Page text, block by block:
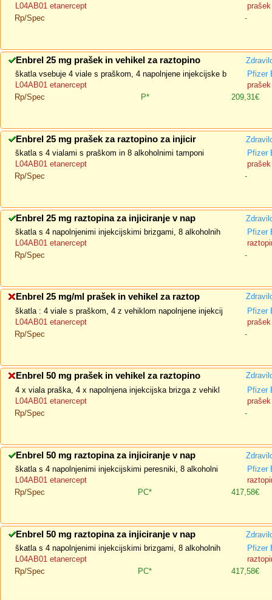
L04AB01 etanercept
Rp/Spec
-
Enbrel 25 mg prašek in vehikel za raztopino
škatla vsebuje 4 viale s praškom, 4 napolnjene injekcijske b
Pfizer
L04AB01 etanercept
Rp/Spec
P* 209,31€
Enbrel 25 mg prašek za raztopino za injicir
škatla s 4 vialami s praškom in 8 alkoholnimi tamponi
Pfizer
L04AB01 etanercept
Rp/Spec
-
Enbrel 25 mg raztopina za injiciranje v nap
škatla s 4 napolnjenimi injekcijskimi brizgami, 8 alkoholnih
Pfizer
L04AB01 etanercept
Rp/Spec
-
Enbrel 25 mg/ml prašek in vehikel za raztop
škatla : 4 viale s praškom, 4 z vehiklom napolnjene injekcij
Pfizer
L04AB01 etanercept
Rp/Spec
-
Enbrel 50 mg prašek in vehikel za raztopino
4 x viala praška, 4 x napolnjena injekcijska brizga z vehikl
Pfizer
L04AB01 etanercept
Rp/Spec
-
Enbrel 50 mg raztopina za injiciranje v nap
škatla s 4 napolnjenimi injekcijskimi peresniki, 8 alkoholni
Pfizer
L04AB01 etanercept
Rp/Spec
PC* 417,58€
Enbrel 50 mg raztopina za injiciranje v nap
škatla s 4 napolnjenimi injekcijskimi brizgami, 8 alkoholnih
Pfizer
L04AB01 etanercept
Rp/Spec
PC* 417,58€